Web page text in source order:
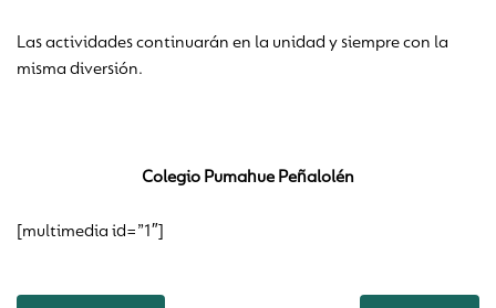
Las actividades continuarán en la unidad y siempre con la
misma diversión.
Colegio Pumahue Peñalolén
[multimedia id=”1″]